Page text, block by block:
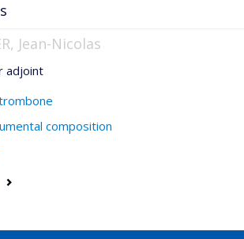
Jean-Nicolas
adjoint
composition